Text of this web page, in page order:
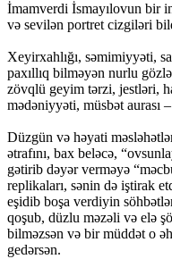
İmamverdi İsmayılovun bir
və sevilən portret cizgiləri
Xeyirxahlığı, səmimiyyəti,
paxıllıq bilməyən nurlu
zövqlü geyim tərzi, jestləri,
mədəniyyəti, müsbət aurası
Düzgün və həyati
ətrafını, bax beləcə,
gətirib dəyər verməyə
replikaları, sənin də iştirak
eşidib boşa verdiyin
qoşub, düzlu məzəli və elə
bilməzsən və bir müddət o
gedərsən.